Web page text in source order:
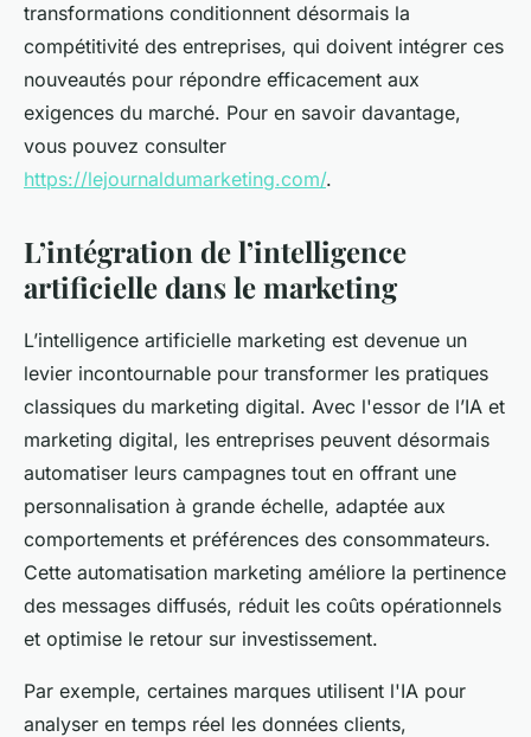
transformations conditionnent désormais la
compétitivité des entreprises, qui doivent intégrer ces
nouveautés pour répondre efficacement aux
exigences du marché. Pour en savoir davantage,
vous pouvez consulter
https://lejournaldumarketing.com/.
L’intégration de l’intelligence
artificielle dans le marketing
L’intelligence artificielle marketing est devenue un
levier incontournable pour transformer les pratiques
classiques du marketing digital. Avec l'essor de l’IA et
marketing digital, les entreprises peuvent désormais
automatiser leurs campagnes tout en offrant une
personnalisation à grande échelle, adaptée aux
comportements et préférences des consommateurs.
Cette automatisation marketing améliore la pertinence
des messages diffusés, réduit les coûts opérationnels
et optimise le retour sur investissement.
Par exemple, certaines marques utilisent l'IA pour
analyser en temps réel les données clients,